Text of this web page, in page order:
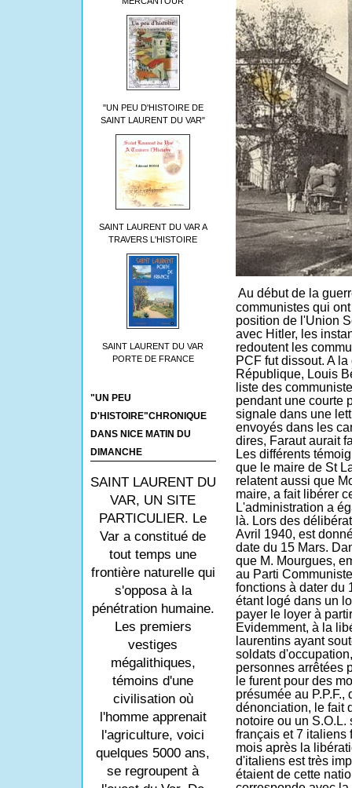
"UN PEU D'HISTOIRE DE
SAINT LAURENT DU VAR"
SAINT LAURENT DU VAR A
TRAVERS L'HISTOIRE
SAINT LAURENT DU VAR
PORTE DE FRANCE
"UN PEU
D'HISTOIRE"CHRONIQUE
DANS NICE MATIN DU
DIMANCHE
SAINT LAURENT DU
VAR, UN SITE
PARTICULIER. Le
Var a constitué de
tout temps une
frontière naturelle qui
s'opposa à la
pénétration humaine.
Les premiers
vestiges
mégalithiques,
témoins d'une
civilisation où
l'homme apprenait
l'agriculture, voici
quelques 5000 ans,
se regroupent à
Au début de la
communistes qui
position de l'Union
avec Hitler, les
redoutent les
PCF fut dissout. A
République, Louis
liste des
pendant une courte
signale dans une
envoyés dans les
dires, Faraut aurait
Les différents
que le maire de St
relatent aussi que
maire, a fait libérer
L'administration a
là. Lors des
Avril 1940, est
date du 15 Mars.
que M. Mourgues,
au Parti
fonctions à dater du
étant logé dans un
payer le loyer à
Evidemment, à la
laurentins ayant
soldats
personnes arrêtées
le furent pour des
présumée au
dénonciation, le fait
notoire ou un
français et 7 italiens
mois après la
d'italiens est très
étaient de cette